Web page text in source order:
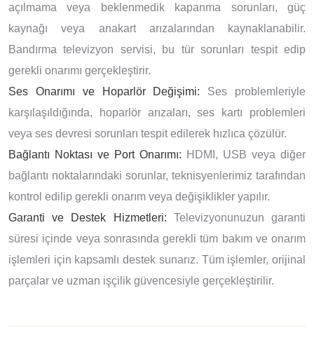
açılmama veya beklenmedik kapanma sorunları, güç
kaynağı veya anakart arızalarından kaynaklanabilir.
Bandırma televizyon servisi, bu tür sorunları tespit edip
gerekli onarımı gerçekleştirir.
Ses Onarımı ve Hoparlör Değişimi: Ses problemleriyle
karşılaşıldığında, hoparlör arızaları, ses kartı problemleri
veya ses devresi sorunları tespit edilerek hızlıca çözülür.
Bağlantı Noktası ve Port Onarımı: HDMI, USB veya diğer
bağlantı noktalarındaki sorunlar, teknisyenlerimiz tarafından
kontrol edilip gerekli onarım veya değişiklikler yapılır.
Garanti ve Destek Hizmetleri: Televizyonunuzun garanti
süresi içinde veya sonrasında gerekli tüm bakım ve onarım
işlemleri için kapsamlı destek sunarız. Tüm işlemler, orijinal
parçalar ve uzman işçilik güvencesiyle gerçekleştirilir.